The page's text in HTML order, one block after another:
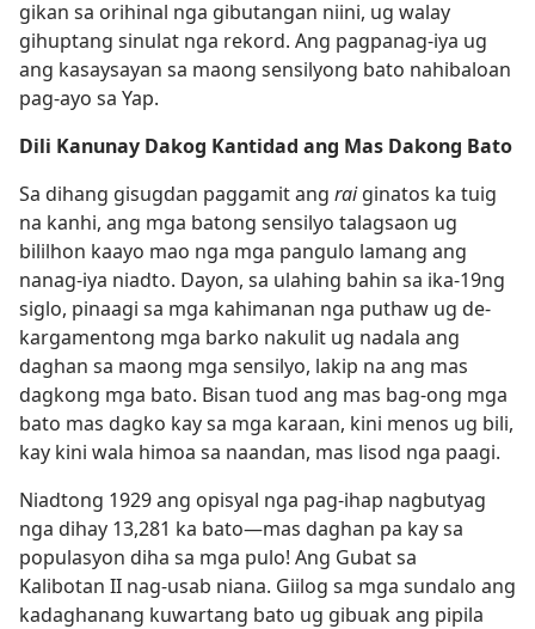
gikan sa orihinal nga gibutangan niini, ug walay
gihuptang sinulat nga rekord. Ang pagpanag-iya ug
ang kasaysayan sa maong sensilyong bato nahibaloan
pag-ayo sa Yap.
Dili Kanunay Dakog Kantidad ang Mas Dakong Bato
Sa dihang gisugdan paggamit ang raiginatos ka tuig
na kanhi, ang mga batong sensilyo talagsaon ug
bililhon kaayo mao nga mga pangulo lamang ang
nanag-iya niadto. Dayon, sa ulahing bahin sa ika-19ng
siglo, pinaagi sa mga kahimanan nga puthaw ug de-
kargamentong mga barko nakulit ug nadala ang
daghan sa maong mga sensilyo, lakip na ang mas
dagkong mga bato. Bisan tuod ang mas bag-ong mga
bato mas dagko kay sa mga karaan, kini menos ug bili,
kay kini wala himoa sa naandan, mas lisod nga paagi.
Niadtong 1929 ang opisyal nga pag-ihap nagbutyag
nga dihay 13,281 ka bato​—mas daghan pa kay sa
populasyon diha sa mga pulo! Ang Gubat sa
Kalibotan II nag-usab niana. Giilog sa mga sundalo ang
kadaghanang kuwartang bato ug gibuak ang pipila